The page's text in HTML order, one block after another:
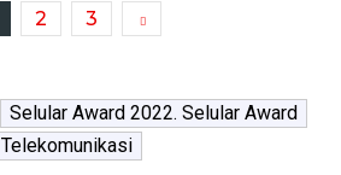
2 3
Selular Award 2022. Selular Award
Telekomunikasi